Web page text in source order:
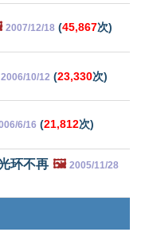
2007/12/18 (45,867次)
2006/10/12 (23,330次)
6/16 (21,812次)
环不再 🖼️ 2005/11/28